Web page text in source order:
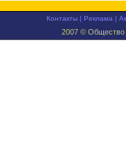
Контакты |Реклама |
2007 © Общество